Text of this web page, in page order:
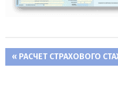
Навигация
ПРЕДЫДУЩАЯ
РАСЧЕТ СТРАХОВОГО